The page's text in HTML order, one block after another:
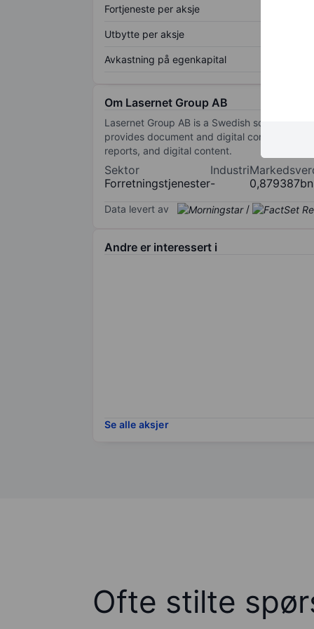
Fortjeneste per aksje
Utbytte per aksje
Avkastning på egenkapital
Om Lasernet Group AB
Lasernet Group AB is a Swedish software
provides document and digital content
reports, and digital content.
Sektor
Forretningstjenester
Industri
-
0,879387bn
Data levert av /
Andre er interessert i
Se alle aksjer
Ofte stilte